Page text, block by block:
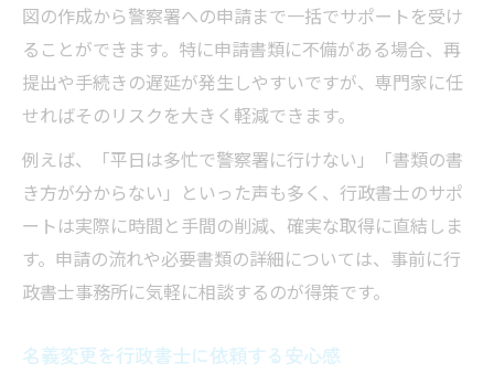
車庫証明申請でミスを防ぐ行政書士の知恵
行政書士の徹底サポートで安心申請実現
行政書士活用で窓口訪問回数も最小限に
名義変更や車庫証明の流れを行政書士が徹底解
説
行政書士が語る名義変更手続きの全体像
車庫証明と名義変更に必要な書類一覧
行政書士が進める申請準備から完了まで
行政書士が解説する流れの分かりやすさ
図の作成から警察署への申請まで一括でサポートを受け
ることができます。特に申請書類に不備がある場合、再
提出や手続きの遅延が発生しやすいですが、専門家に任
せればそのリスクを大きく軽減できます。
例えば、「平日は多忙で警察署に行けない」「書類の書
き方が分からない」といった声も多く、行政書士のサポ
ートは実際に時間と手間の削減、確実な取得に直結しま
す。申請の流れや必要書類の詳細については、事前に行
政書士事務所に気軽に相談するのが得策です。
名義変更を行政書士に依頼する安心感